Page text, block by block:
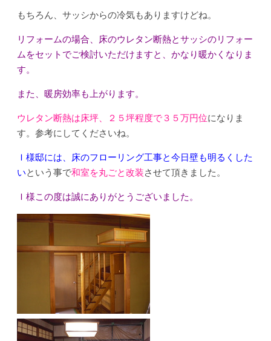
もちろん、サッシからの冷気もありますけどね。
リフォームの場合、床のウレタン断熱とサッシのリフォー
ムをセットでご検討いただけますと、かなり暖かくなりま
す。
また、暖房効率も上がります。
ウレタン断熱は床坪、２５坪程度で３５万円位になりま
す。参考にしてくださいね。
Ｉ様邸には、床のフローリング工事と今日壁も明るくした
いという事で和室を丸ごと改装させて頂きました。
Ｉ様この度は誠にありがとうございました。